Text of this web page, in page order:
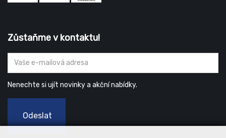
Zůstaňme v kontaktu!
Nenechte si ujít novinky a akční nabídky.
Odeslat